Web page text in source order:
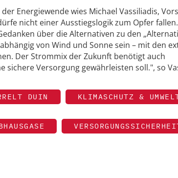
Energiewende wies Michael Vassiliadis,
nicht einer Ausstiegslogik zum Opfer fallen.
über die Alternativen zu den
von Wind und Sonne sein – mit den
Der Strommix der Zukunft benötigt auch
Versorgung gewährleisten soll.", so
DUIN KLIMASCHUTZ &